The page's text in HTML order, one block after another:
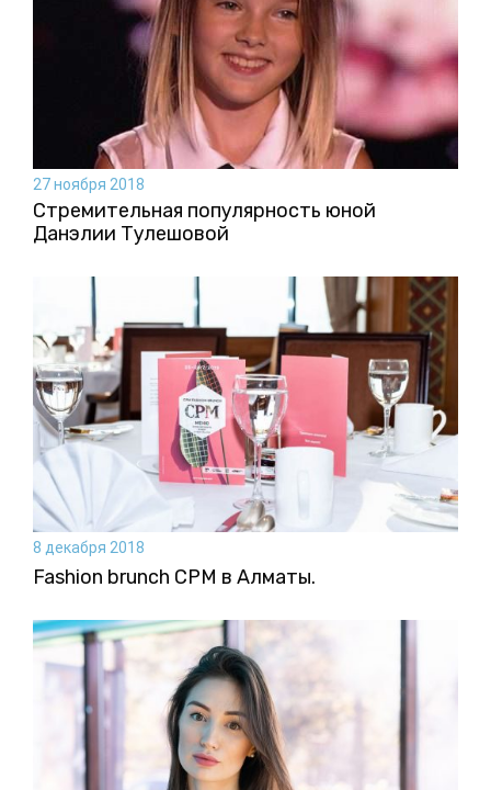
27 ноября 2018
Стремительная популярность юной
Данэлии Тулешовой
8 декабря 2018
Fashion brunch CPM в Алматы.